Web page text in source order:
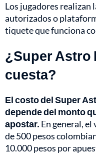
Los jugadores realizan
autorizados o
tiquete que funciona
¿Super Astro
cuesta?
El costo del Super
depende del monto
apostar. En general,
de 500 pesos
10.000 pesos por